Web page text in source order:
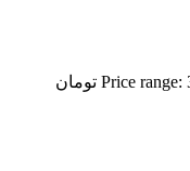
Price range: 300,000 تومان